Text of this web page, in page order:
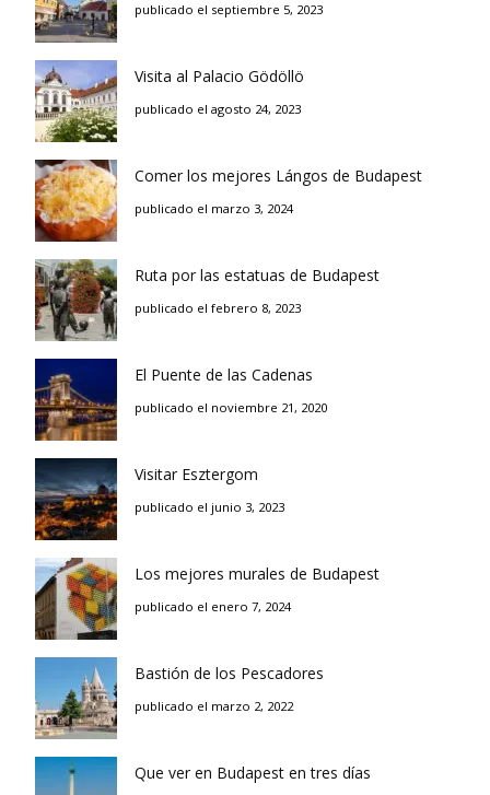
publicado el septiembre 5, 2023
Visita al Palacio Gödöllö
publicado el agosto 24, 2023
Comer los mejores Lángos de Budapest
publicado el marzo 3, 2024
Ruta por las estatuas de Budapest
publicado el febrero 8, 2023
El Puente de las Cadenas
publicado el noviembre 21, 2020
Visitar Esztergom
publicado el junio 3, 2023
Los mejores murales de Budapest
publicado el enero 7, 2024
Bastión de los Pescadores
publicado el marzo 2, 2022
Que ver en Budapest en tres días